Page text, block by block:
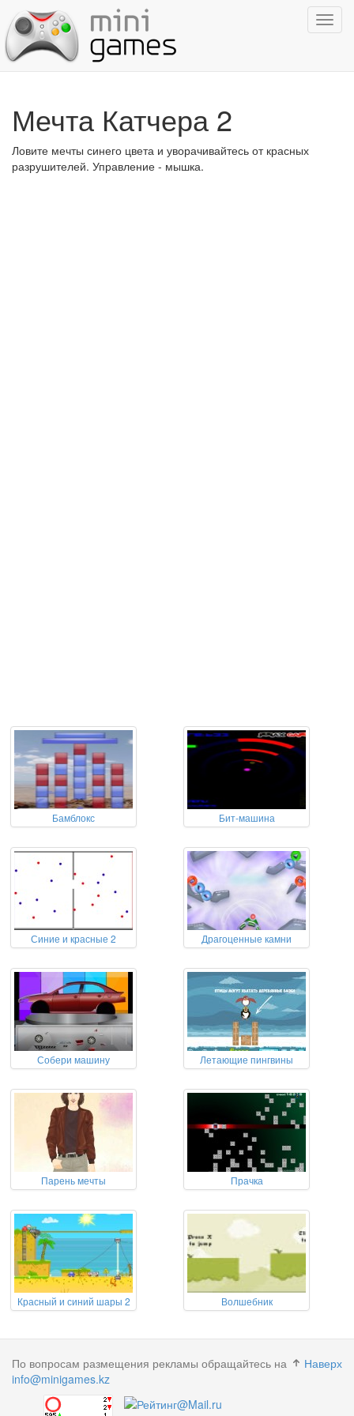
Мечта Катчера 2
Ловите мечты синего цвета и уворачивайтесь от красных
разрушителей. Управление - мышка.
Бамблокс Бит-машина
Синие и красные 2 Драгоценные камни
Собери машину Летающие пингвины
Парень мечты Прачка
Красный и синий шары 2 Волшебник
Наверх
По вопросам размещения рекламы обращайтесь на
info@minigames.kz